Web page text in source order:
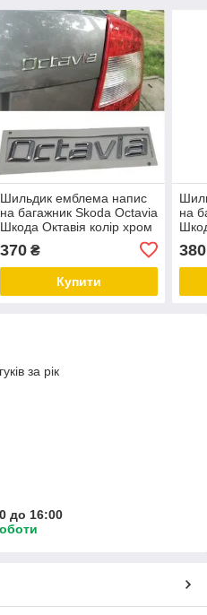
Шильдик емблема напис
на багажник Skoda Octavia
Шкода Октавія колір хром
370₴
Купити
на
380
за рік
до 16:00